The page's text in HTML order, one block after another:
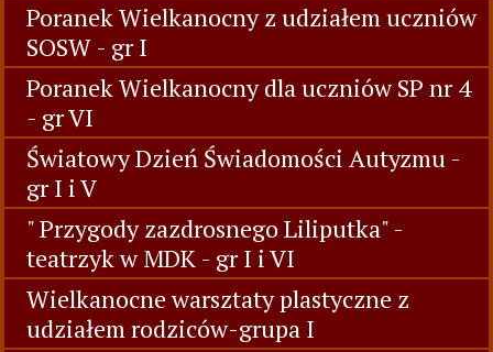
Poranek Wielkanocny z udziałem uczniów
SOSW - gr I
Poranek Wielkanocny dla uczniów SP nr 4
- gr VI
Światowy Dzień Świadomości Autyzmu -
gr I i V
" Przygody zazdrosnego Liliputka" -
teatrzyk w MDK - gr I i VI
Wielkanocne warsztaty plastyczne z
udziałem rodziców-grupa I